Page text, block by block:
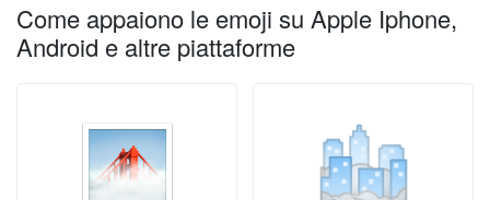
Come appaiono le emoji su Apple Iphone,
Android e altre piattaforme